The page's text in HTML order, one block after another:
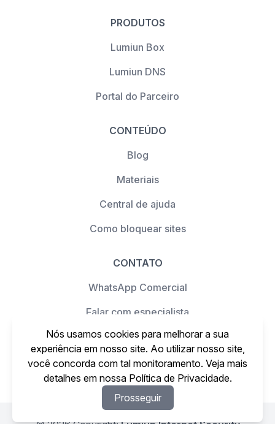
Nós usamos cookies para melhorar a sua
experiência em nosso site. Ao utilizar nosso site,
você concorda com tal monitoramento. Veja mais
detalhes em nossa Política de Privacidade.
Prosseguir
PRODUTOS
Lumiun Box
Lumiun DNS
Portal do Parceiro
CONTEÚDO
Blog
Materiais
Central de ajuda
Como bloquear sites
CONTATO
WhatsApp Comercial
Falar com especialista
Agendar uma demonstração
Suporte